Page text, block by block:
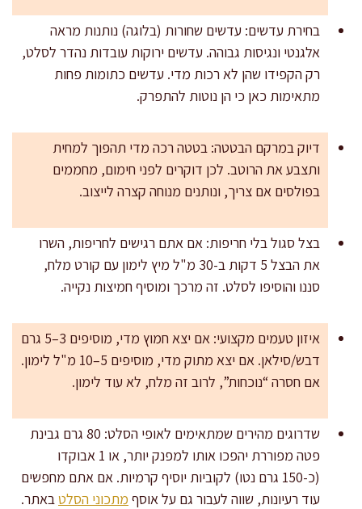
בחירת עדשים: עדשים שחורות (בלוגה) נותנות מראה
אלגנטי ונגיסות גבוהה. עדשים ירוקות עובדות נהדר לסלט,
רק הקפידו שהן לא רכות מדי. עדשים כתומות פחות
מתאימות כאן כי הן נוטות להתפרק.
דיוק במרקם הבטטה: בטטה רכה מדי תהפוך למחית
ותצבע את הרוטב. לכן דוקרים לפני חימום, מחממים
בפולסים אם צריך, ונותנים מנוחה קצרה לייצוב.
בצל סגול בלי חריפות: אם אתם רגישים לחריפות, השרו
את הבצל 5 דקות ב-30 מ"ל מיץ לימון עם קורט מלח,
סננו והוסיפו לסלט. זה מרכך ומוסיף חמיצות נקייה.
איזון טעמים מקצועי: אם יצא חמוץ מדי, מוסיפים 3–5 גרם
דבש/סילאן. אם יצא מתוק מדי, מוסיפים 5–10 מ"ל לימון.
אם חסרה “נוכחות”, לרוב זה מלח, לא עוד לימון.
שדרוגים מהירים שמתאימים לאופי הסלט: 80 גרם גבינת
פטה מפוררת יהפכו אותו למפנק יותר, או 1 אבוקדו
(כ-150 גרם נטו) לקוביות יוסיף קרמיות. אם אתם מחפשים
עוד רעיונות, שווה לעבור גם על אוסף מתכוני הסלטבאתר.